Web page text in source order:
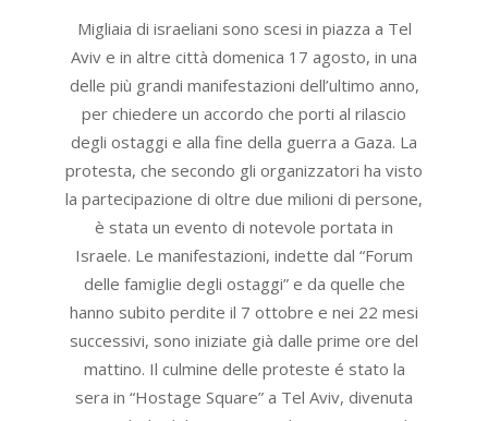
Migliaia di israeliani sono scesi in piazza a Tel
Aviv e in altre città domenica 17 agosto, in una
delle più grandi manifestazioni dell’ultimo anno,
per chiedere un accordo che porti al rilascio
degli ostaggi e alla fine della guerra a Gaza. La
protesta, che secondo gli organizzatori ha visto
la partecipazione di oltre due milioni di persone,
è stata un evento di notevole portata in
Israele. Le manifestazioni, indette dal “Forum
delle famiglie degli ostaggi” e da quelle che
hanno subito perdite il 7 ottobre e nei 22 mesi
successivi, sono iniziate già dalle prime ore del
mattino. Il culmine delle proteste é stato la
sera in “Hostage Square” a Tel Aviv, divenuta